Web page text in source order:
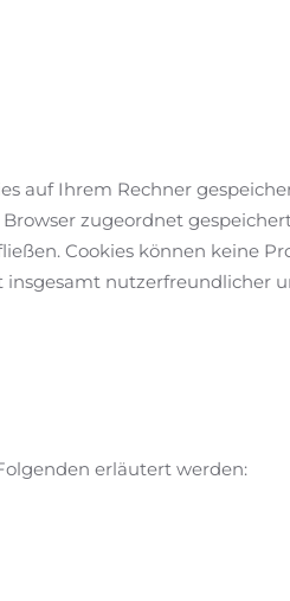
auf Ihrem Rechner
zugeordnet
Cookies können keine
insgesamt nutzerfreundlicher
erläutert werden: